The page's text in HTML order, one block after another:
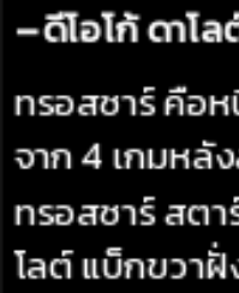
– ดีโอโก้ ดาโ
ทรอสซาร์ คือ
จาก 4 เกมหลั
ทรอสซาร์ สต
โลต์ แบ็กขวา